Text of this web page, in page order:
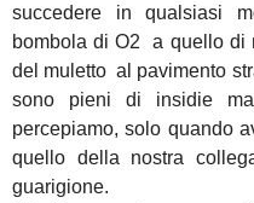
succedere in qualsiasi
bombola di O2 a quello di
del muletto al pavimento
sono pieni di insidie
percepiamo, solo quando
quello della nostra
guarigione.